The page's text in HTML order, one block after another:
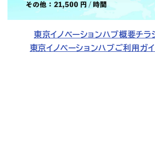
東京イノベーションハブ概要チラ
東京イノベーションハブご利用ガ